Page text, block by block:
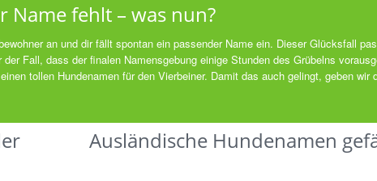
Name fehlt – was nun?
an und dir fällt spontan ein passender Name ein. Dieser Glücksfall
Fall, dass der finalen Namensgebung einige Stunden des Grübelns
tollen Hundenamen für den Vierbeiner. Damit das auch gelingt, geben wir
Ausländische Hundenamen